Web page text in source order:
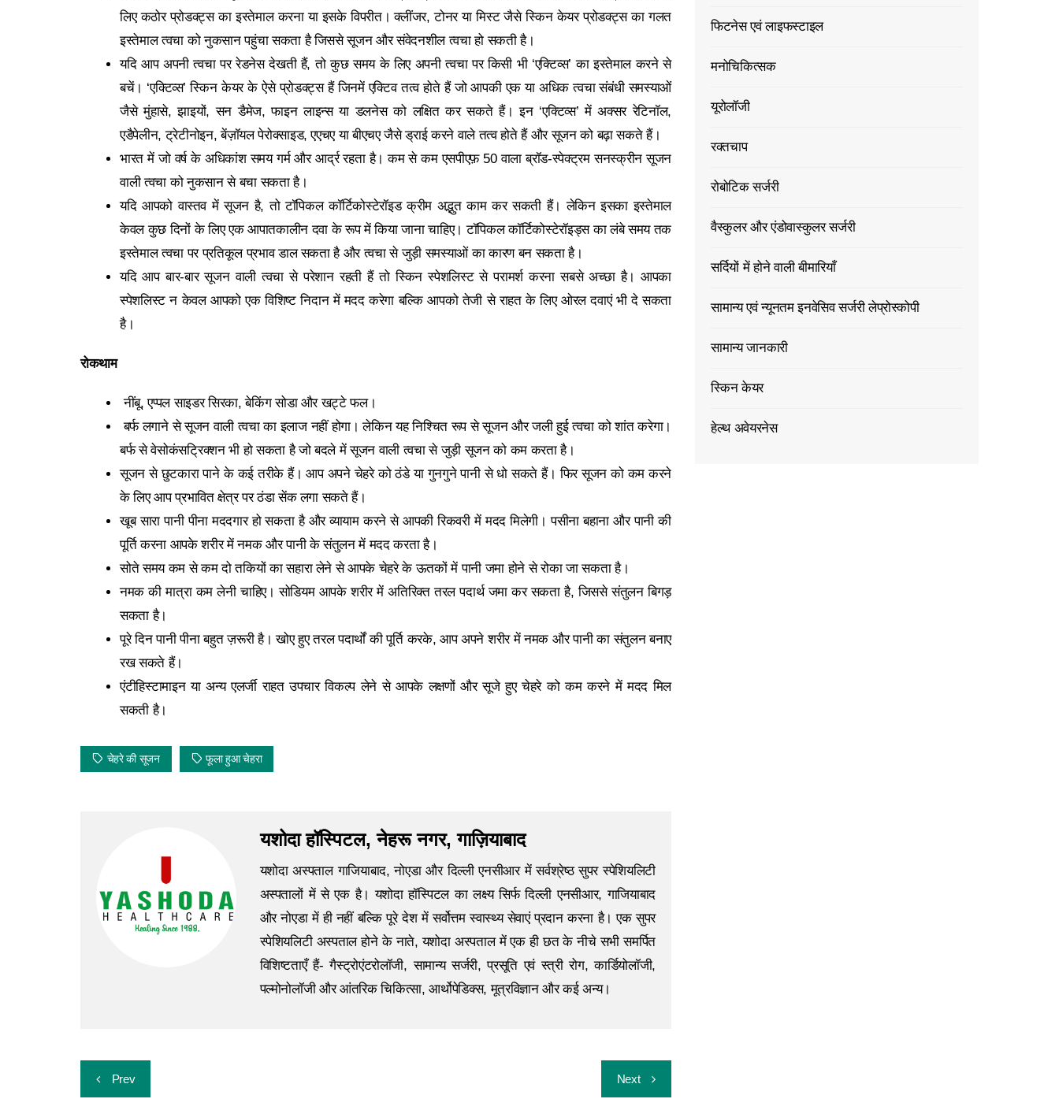
लिए कठोर प्रोडक्‍ट्स का इस्‍तेमाल करना या इसके विपरीत। क्लींजर, टोनर या मिस्ट जैसे स्किन केयर प्रोडक्‍ट्स का गलत
इस्‍तेमाल त्वचा को नुकसान पहुंचा सकता है जिससे सूजन और संवेदनशील त्वचा हो सकती है।
यदि आप अपनी त्वचा पर रेडनेस देखती हैं, तो कुछ समय के लिए अपनी त्वचा पर किसी भी ‘एक्टिव्‍स‍’ का इस्‍तेमाल करने से
बचें। ‘एक्टिव्स’ स्किन केयर के ऐसे प्रोडक्‍ट्स हैं जिनमें एक्टिव तत्व होते हैं जो आपकी एक या अधिक त्वचा संबंधी समस्याओं
जैसे मुंहासे, झाइयों, सन डैमेज, फाइन लाइन्‍स या डलनेस को लक्षित कर सकते हैं। इन ‘एक्टिव्‍स’ में अक्सर रेटिनॉल,
एडैपेलीन, ट्रेटीनोइन, बेंज़ॉयल पेरोक्साइड, एएचए या बीएचए जैसे ड्राई करने वाले तत्व होते हैं और सूजन को बढ़ा सकते हैं।
भारत में जो वर्ष के अधिकांश समय गर्म और आर्द्र रहता है। कम से कम एसपीएफ़ 50 वाला ब्रॉड-स्पेक्ट्रम सनस्क्रीन सूजन
वाली त्वचा को नुकसान से बचा सकता है।
यदि आपको वास्तव में सूजन है, तो टॉपिकल कॉर्टिकोस्टेरॉइड क्रीम अद्भुत काम कर सकती हैं। लेकिन इसका इस्‍तेमाल
केवल कुछ दिनों के लिए एक आपातकालीन दवा के रूप में किया जाना चाहिए। टॉपिकल कॉर्टिकोस्टेरॉइड्स का लंबे समय तक
इस्‍तेमाल त्वचा पर प्रतिकूल प्रभाव डाल सकता है और त्वचा से जुड़ी समस्‍याओं का कारण बन सकता है।
यदि आप बार-बार सूजन वाली त्वचा से परेशान रहती हैं तो स्किन स्‍पेशलिस्‍ट से परामर्श करना सबसे अच्छा है। आपका
स्‍पेशलिस्‍ट न केवल आपको एक विशिष्ट निदान में मदद करेगा बल्कि आपको तेजी से राहत के लिए ओरल दवाएं भी दे सकता
है।
रोकथाम
नींबू, एप्पल साइडर सिरका, बेकिंग सोडा और खट्टे फल।
बर्फ लगाने से सूजन वाली त्वचा का इलाज नहीं होगा। लेकिन यह निश्चित रूप से सूजन और जली हुई त्वचा को शांत करेगा।
बर्फ से वेसोकंसट्रिक्शन भी हो सकता है जो बदले में सूजन वाली त्वचा से जुड़ी सूजन को कम करता है।
सूजन से छुटकारा पाने के कई तरीके हैं। आप अपने चेहरे को ठंडे या गुनगुने पानी से धो सकते हैं। फिर सूजन को कम करने
के लिए आप प्रभावित क्षेत्र पर ठंडा सेंक लगा सकते हैं।
खूब सारा पानी पीना मददगार हो सकता है और व्यायाम करने से आपकी रिकवरी में मदद मिलेगी। पसीना बहाना और पानी की
पूर्ति करना आपके शरीर में नमक और पानी के संतुलन में मदद करता है।
सोते समय कम से कम दो तकियों का सहारा लेने से आपके चेहरे के ऊतकों में पानी जमा होने से रोका जा सकता है।
नमक की मात्रा कम लेनी चाहिए। सोडियम आपके शरीर में अतिरिक्त तरल पदार्थ जमा कर सकता है, जिससे संतुलन बिगड़
सकता है।
पूरे दिन पानी पीना बहुत ज़रूरी है। खोए हुए तरल पदार्थों की पूर्ति करके, आप अपने शरीर में नमक और पानी का संतुलन बनाए
रख सकते हैं।
एंटीहिस्टामाइन या अन्य एलर्जी राहत उपचार विकल्प लेने से आपके लक्षणों और सूजे हुए चेहरे को कम करने में मदद मिल
सकती है।
चेहरे की सूजन फूला हुआ चेहरा
यशोदा हॉस्पिटल, नेहरू नगर, गाज़ियाबाद
यशोदा अस्पताल गाजियाबाद, नोएडा और दिल्ली एनसीआर में सर्वश्रेष्ठ सुपर स्पेशियलिटी
अस्पतालों में से एक है। यशोदा हॉस्पिटल का लक्ष्य सिर्फ दिल्ली एनसीआर, गाजियाबाद
और नोएडा में ही नहीं बल्कि पूरे देश में सर्वोत्तम स्वास्थ्य सेवाएं प्रदान करना है। एक सुपर
स्पेशियलिटी अस्पताल होने के नाते, यशोदा अस्पताल में एक ही छत के नीचे सभी समर्पित
विशिष्टताएँ हैं- गैस्ट्रोएंटरोलॉजी, सामान्य सर्जरी, प्रसूति एवं स्त्री रोग, कार्डियोलॉजी,
पल्मोनोलॉजी और आंतरिक चिकित्सा, आर्थोपेडिक्स, मूत्रविज्ञान और कई अन्य।
Prev Next
फिटनेस एवं लाइफस्टाइल
मनोचिकित्सक
यूरोलॉजी
रक्तचाप
रोबोटिक सर्जरी
वैस्कुलर और एंडोवास्कुलर सर्जरी
सर्दियों में होने वाली बीमारियाँ
सामान्य एवं न्यूनतम इनवेसिव सर्जरी लेप्रोस्कोपी
सामान्य जानकारी
स्किन केयर
हेल्थ अवेयरनेस